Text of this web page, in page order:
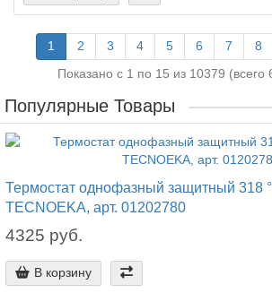
1 2 3 4 5 6 7 8
Показано с 1 по 15 из 10379 (всего
Популярные Товары
Термостат однофазный защитный 318
TECNOEKA, арт. 01202780
4325 руб.
В корзину